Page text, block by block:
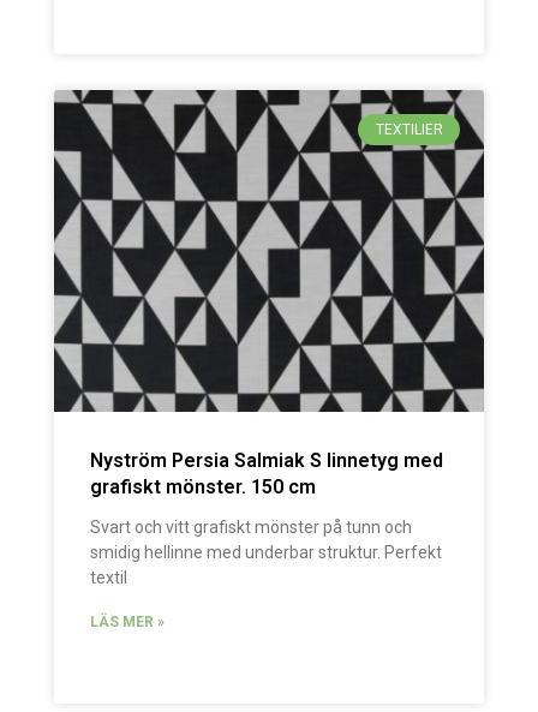
TEXTILIER
Nyström Persia Salmiak S linnetyg med
grafiskt mönster. 150 cm
Svart och vitt grafiskt mönster på tunn och
smidig hellinne med underbar struktur. Perfekt
textil
LÄS MER »